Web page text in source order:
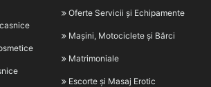
Oferte Servicii și Echipamente
Mașini, Motociclete și Bărci
Matrimoniale
Escorte și Masaj Erotic